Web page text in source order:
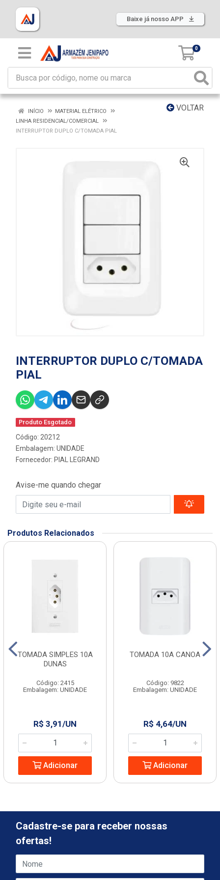
Baixe já nosso APP
0
VOLTAR
INÍCIO
MATERIAL ELÉTRICO
LINHA RESIDENCIAL/COMERCIAL
INTERRUPTOR DUPLO C/TOMADA PIAL
INTERRUPTOR DUPLO C/TOMADA
PIAL
Produto Esgotado
Código: 20212
Embalagem: UNIDADE
Fornecedor: PIAL LEGRAND
Avise-me quando chegar
Produtos Relacionados
TOMADA SIMPLES 10A
DUNAS
Código: 2415
Embalagem: UNIDADE
R$ 3,91/UN
Adicionar
TOMADA 10A CANOA
Código: 9822
Embalagem: UNIDADE
R$ 4,64/UN
Adicionar
Cadastre-se para receber nossas
ofertas!